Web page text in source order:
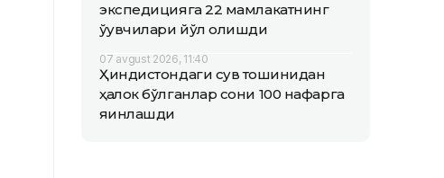
экспедицияга 22 мамлакатнинг
ўқувчилари йўл олишди
07 avgust 2026, 11:40
Ҳиндистондаги сув тошқинидан
ҳалок бўлганлар сони 100 нафарга
яқинлашди